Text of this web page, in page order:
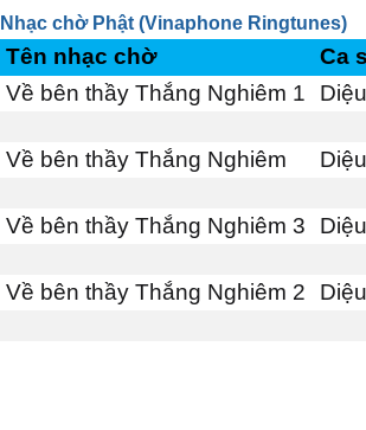
Nhạc chờ Phật (Vinaphone Ringtunes)
Tên nhạc chờ
Ca
Về bên thầy Thắng Nghiêm 1
Về bên thầy Thắng Nghiêm
Về bên thầy Thắng Nghiêm 3
Về bên thầy Thắng Nghiêm 2